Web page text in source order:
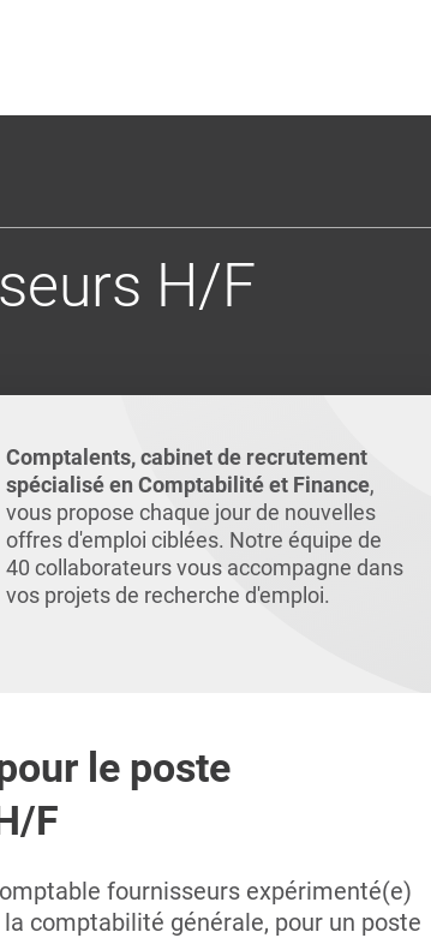
H/F
Comptalents, cabinet de recrutement
spécialisé en Comptabilité et Finance,
vous propose chaque jour de nouvelles
offres d'emploi ciblées. Notre équipe de
40 collaborateurs vous accompagne dans
vos projets de recherche d'emploi.
le poste
F
fournisseurs expérimenté(e)
comptabilité générale, pour un poste